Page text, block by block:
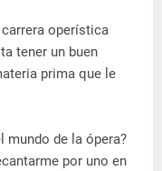
operística
tener un buen
prima que le
mundo de la ópera?
por uno en